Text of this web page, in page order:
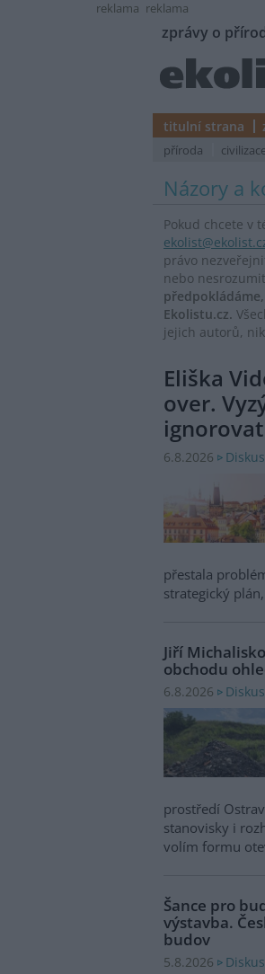
reklama reklama
zprávy o
titulní strana
příroda
Názory a
Pokud chcete v
právo
nebo
Ekolistu.cz.
jejich autorů,
Eliška
over.
ignorovat
6.8.2026
přestala
strategický
Jiří
obchodu
6.8.2026
prostředí
stanovisky i
volím formu
Šance pro
výstavba.
budov
5.8.2026